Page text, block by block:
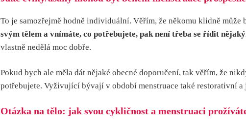
To je samozřejmě hodně individuální. Věřím, že někomu klidně
svým tělem a vnímáte, co potřebujete, pak není třeba se řídit
vlastně nedělá moc dobře.
Pokud bych ale měla dát nějaké obecné doporučení, tak věřím, že
potřebujete. Vyživující bývají v období menstruace také restorativní a
Otázka na tělo: jak svou cykličnost a menstruaci